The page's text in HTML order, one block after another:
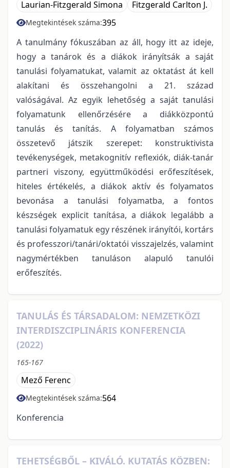
Laurian-Fitzgerald Simona Fitzgerald Carlton J.
Megtekintések száma:395
A tanulmány fókuszában az áll, hogy itt az ideje,
hogy a tanárok és a diákok irányítsák a saját
tanulási folyamatukat, valamit az oktatást át kell
alakítani és összehangolni a 21. század
valóságával. Az egyik lehetőség a saját tanulási
folyamatunk ellenőrzésére a diákközpontú
tanulás és tanítás. A folyamatban számos
összetevő játszik szerepet: konstruktivista
tevékenységek, metakognitív reflexiók, diák-tanár
partneri viszony, együttműködési erőfeszítések,
hiteles értékelés, a diákok aktív és folyamatos
bevonása a tanulási folyamatba, a fontos
készségek explicit tanítása, a diákok legalább a
tanulási folyamatuk egy részének irányítói, kortárs
és professzori/tanári/oktatói visszajelzés, valamint
nagymértékben tanuláson alapuló tanulói
erőfeszítés.
TANULÁS ÉS TÁRSADALOM: NEMZETKÖZI
INTERDISZCIPLINÁRIS KONFERENCIA
(2022)
165-167
Mező Ferenc
Megtekintések száma:564
Konferencia
TEHETSÉGBŐL – KIVÁLÓ. KUTATÁS KÖZBEN: